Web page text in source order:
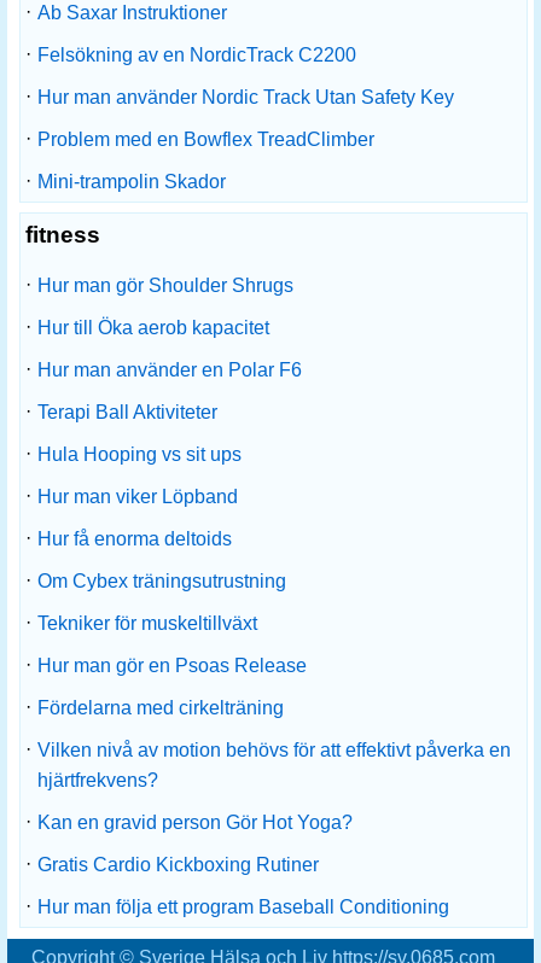
· Ab Saxar Instruktioner
· Felsökning av en NordicTrack C2200
· Hur man använder Nordic Track Utan Safety Key
· Problem med en Bowflex TreadClimber
· Mini-trampolin Skador
fitness
· Hur man gör Shoulder Shrugs
· Hur till Öka aerob kapacitet
· Hur man använder en Polar F6
· Terapi Ball Aktiviteter
· Hula Hooping vs sit ups
· Hur man viker Löpband
· Hur få enorma deltoids
· Om Cybex träningsutrustning
· Tekniker för muskeltillväxt
· Hur man gör en Psoas Release
· Fördelarna med cirkelträning
· Vilken nivå av motion behövs för att effektivt påverka en
hjärtfrekvens?
· Kan en gravid person Gör Hot Yoga?
· Gratis Cardio Kickboxing Rutiner
· Hur man följa ett program Baseball Conditioning
Copyright © Sverige Hälsa och Liv https://sv.0685.com